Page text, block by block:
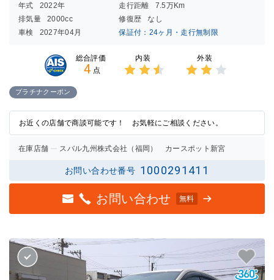
年式 2022年 走行距離
7.5万Km
排気量
2000cc 修復歴
なし
車検
2027年04月 保証付：24ヶ月・走行無制限
総合評価
4 点
内装 外装
プラチナクーポン
お近くの店舗で商談可能です！ お気軽にご相談ください。
在庫店舗 スバル九州株式会社（福岡） カースポット新宮
お問い合わせ番号 1000291411
お問い合わせ 無料